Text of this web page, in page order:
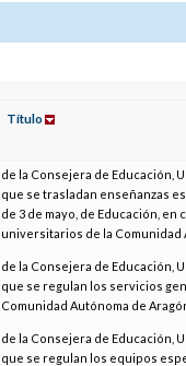
Título
de la Consejera de Educación,
que se trasladan enseñanzas
de 3 de mayo, de Educación,
universitarios de la Comunidad
de la Consejera de Educación,
que se regulan los servicios
Comunidad Autónoma de
de la Consejera de Educación,
que se regulan los equipos